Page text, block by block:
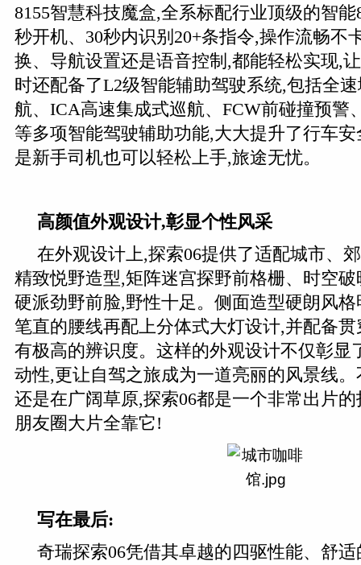
8155智慧科技魔盒,全系标配行业顶级的智能
秒开机、30秒内识别20+条指令,操作流畅不
换、导航设置还是语音控制,都能轻松实现,
时还配备了L2级智能辅助驾驶系统,包括全
航、ICA高速集成式巡航、FCW前碰撞预警
等多项智能驾驶辅助功能,大大提升了行车
是新手司机也可以轻松上手,旅途无忧。
高颜值外观设计,彰显个性风采
在外观设计上,探索06提供了适配城市、
精致悦野造型,矩阵迷宫探野前格栅、时空
硬派劲野前脸,野性十足。侧面造型硬朗风
笔直的腰线再配上分体式大灯设计,并配备
有极高的辨识度。这样的外观设计不仅彰显
动性,更让自驾之旅成为一道亮丽的风景线
还是在广阔草原,探索06都是一个非常出片
朋友圈大片全靠它!
写在最后:
奇瑞探索06凭借其卓越的四驱性能、舒